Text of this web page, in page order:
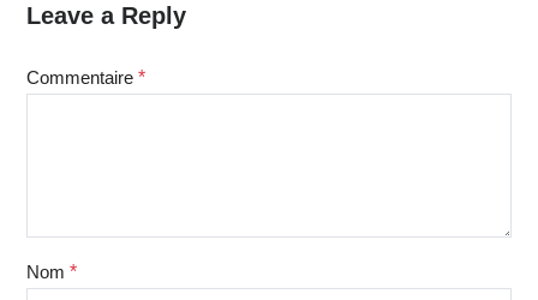
Leave a Reply
Commentaire *
Nom *